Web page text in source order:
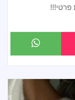
פרטי!!!